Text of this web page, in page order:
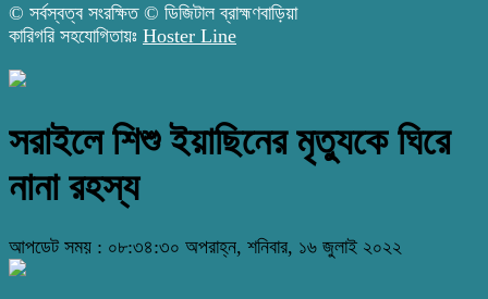
© সর্বস্বত্ব সংরক্ষিত © ডিজিটাল ব্রাহ্মণবাড়িয়া
কারিগরি সহযোগিতায়ঃ Hoster Line
সরাইলে শিশু ইয়াছিনের মৃত্যুকে ঘিরে
নানা রহস্য
আপডেট সময় : ০৮:৩৪:৩০ অপরাহ্ন, শনিবার, ১৬ জুলাই ২০২২